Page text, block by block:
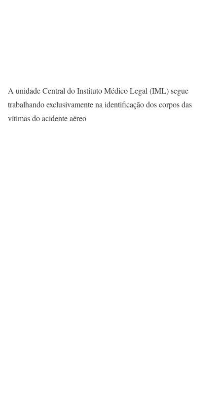
A unidade Central do Instituto Médico Legal (IML) segue
trabalhando exclusivamente na identificação dos corpos das
vítimas do acidente aéreo